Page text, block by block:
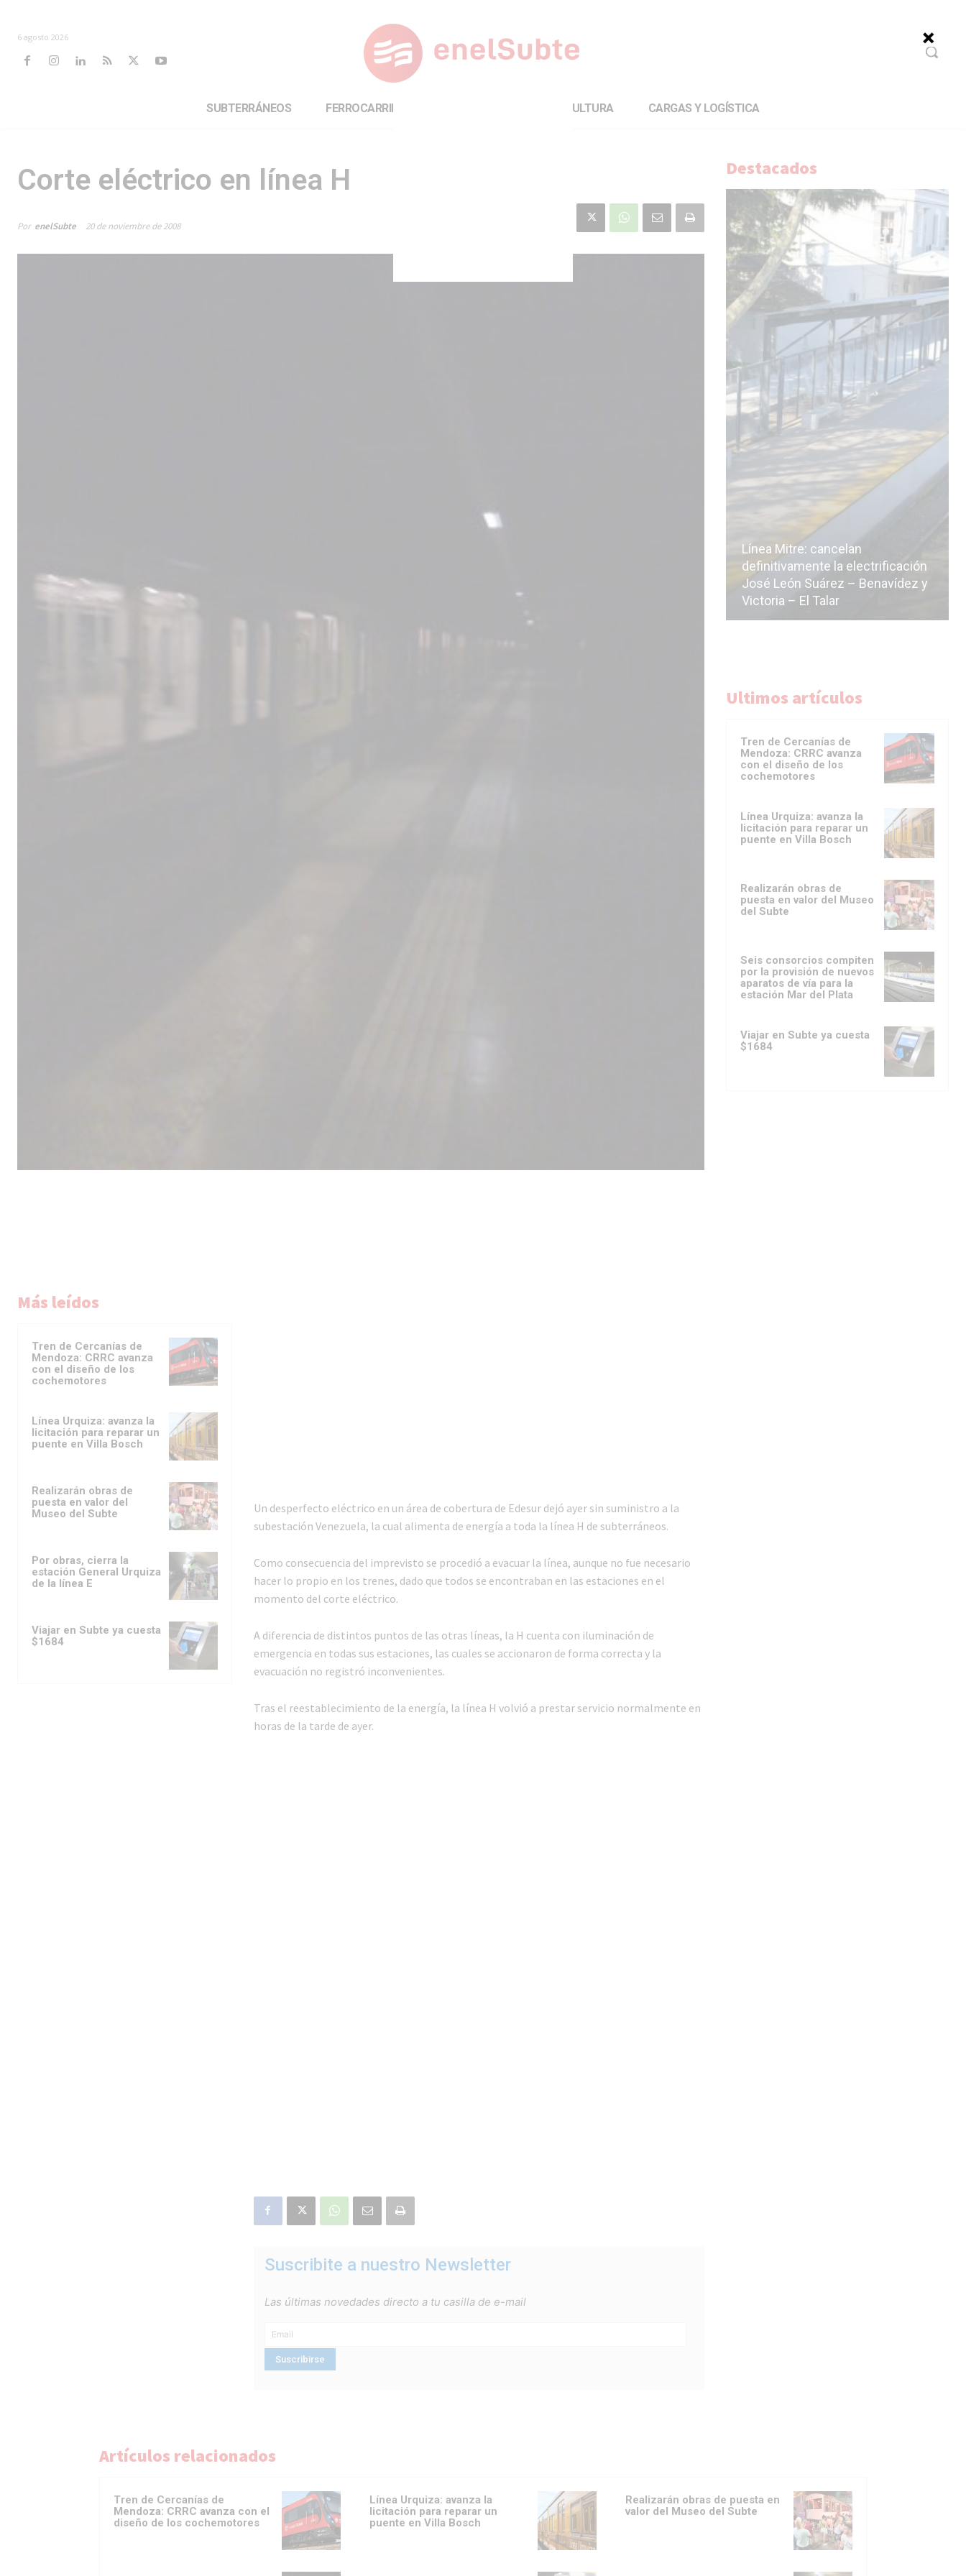
6 agosto 2026
SUBTERRÁNEOS FERROCARRILES CULTURA CARGAS Y LOGÍSTICA
Corte eléctrico en línea H
Por enelSubte 20 de noviembre de 2008
Más leídos
Tren de Cercanías de
Mendoza: CRRC avanza
con el diseño de los
cochemotores
Línea Urquiza: avanza la
licitación para reparar un
puente en Villa Bosch
Realizarán obras de
puesta en valor del
Museo del Subte
Por obras, cierra la
estación General Urquiza
de la línea E
Viajar en Subte ya cuesta
$1684
Un desperfecto eléctrico en un área de cobertura de Edesur dejó ayer sin suministro a la
subestación Venezuela, la cual alimenta de energía a toda la línea H de subterráneos.
Como consecuencia del imprevisto se procedió a evacuar la línea, aunque no fue necesario
hacer lo propio en los trenes, dado que todos se encontraban en las estaciones en el
momento del corte eléctrico.
A diferencia de distintos puntos de las otras líneas, la H cuenta con iluminación de
emergencia en todas sus estaciones, las cuales se accionaron de forma correcta y la
evacuación no registró inconvenientes.
Tras el reestablecimiento de la energía, la línea H volvió a prestar servicio normalmente en
horas de la tarde de ayer.
Suscribite a nuestro Newsletter
Las últimas novedades directo a tu casilla de e-mail
Destacados
estación Nordelta
Línea Mitre: cancelan
definitivamente la electrificación
José León Suárez – Benavídez y
Victoria – El Talar
Ultimos artículos
Tren de Cercanías de
Mendoza: CRRC avanza
con el diseño de los
cochemotores
Línea Urquiza: avanza la
licitación para reparar un
puente en Villa Bosch
Realizarán obras de
puesta en valor del Museo
del Subte
Seis consorcios compiten
por la provisión de nuevos
aparatos de vía para la
estación Mar del Plata
Viajar en Subte ya cuesta
$1684
Artículos relacionados
Tren de Cercanías de
Mendoza: CRRC avanza con el
diseño de los cochemotores
Línea Urquiza: avanza la
licitación para reparar un
puente en Villa Bosch
Realizarán obras de puesta en
valor del Museo del Subte